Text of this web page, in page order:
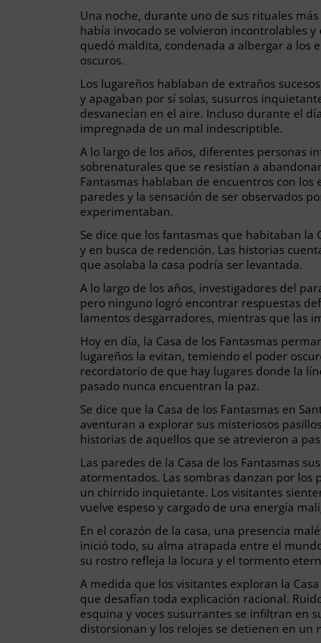
Una noche, durante uno de sus rituales
había invocado se volvieron incontrolables
quedó maldita, condenada a albergar a los
oscuros.
Los lugareños hablaban de extraños
y apagaban por sí solas, susurros
desvanecían en el aire. Incluso durante el
impregnada de un mal indescriptible.
A lo largo de los años, diferentes personas
sobrenaturales que se resistían a
Fantasmas hablaban de encuentros con los
paredes y la sensación de ser observados
experimentaban.
Se dice que los fantasmas que habitaban
y en busca de redención. Las historias
que asolaba la casa podría ser levantada.
A lo largo de los años, investigadores del
pero ninguno logró encontrar respuestas
lamentos desgarradores, mientras que las
Hoy en día, la Casa de los Fantasmas
lugareños la evitan, temiendo el poder
recordatorio de que hay lugares donde la
pasado nunca encuentran la paz.
Se dice que la Casa de los Fantasmas en
aventuran a explorar sus misteriosos
historias de aquellos que se atrevieron a
Las paredes de la Casa de los Fantasmas
atormentados. Las sombras danzan por los
un chirrido inquietante. Los visitantes
vuelve espeso y cargado de una energía
En el corazón de la casa, una presencia
inició todo, su alma atrapada entre el
su rostro refleja la locura y el tormento
A medida que los visitantes exploran la
que desafían toda explicación racional.
esquina y voces susurrantes se infiltran en
distorsionan y los relojes se detienen en un